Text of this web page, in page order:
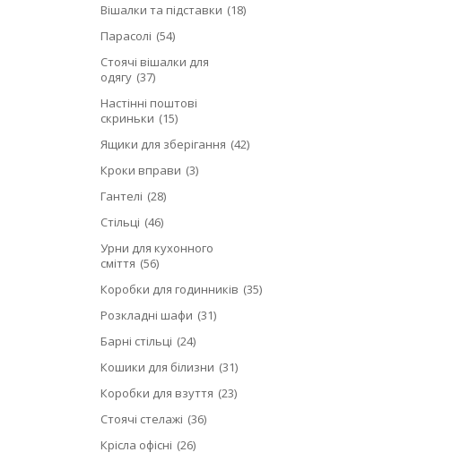
Вішалки та підставки
18
Парасолі 54
Стоячі вішалки для
одягу 37
Настінні поштові
скриньки
15
Ящики для зберігання 42
Кроки вправи 3
Гантелі 28
Стільці 46
Урни для кухонного
сміття 56
Коробки для годинників 35
Розкладні шафи 31
Барні стільці 24
Кошики для білизни 31
Коробки для взуття 23
Стоячі стелажі 36
Крісла офісні 26